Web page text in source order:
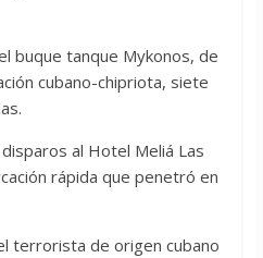
buque tanque Mykonos, de
cubano-chipriota, siete
al Hotel Meliá Las
rápida que penetró en
terrorista de origen cubano